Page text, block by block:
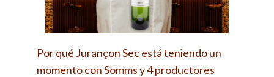
Por qué Jurançon Sec está teniendo un
momento con Somms y 4 productores